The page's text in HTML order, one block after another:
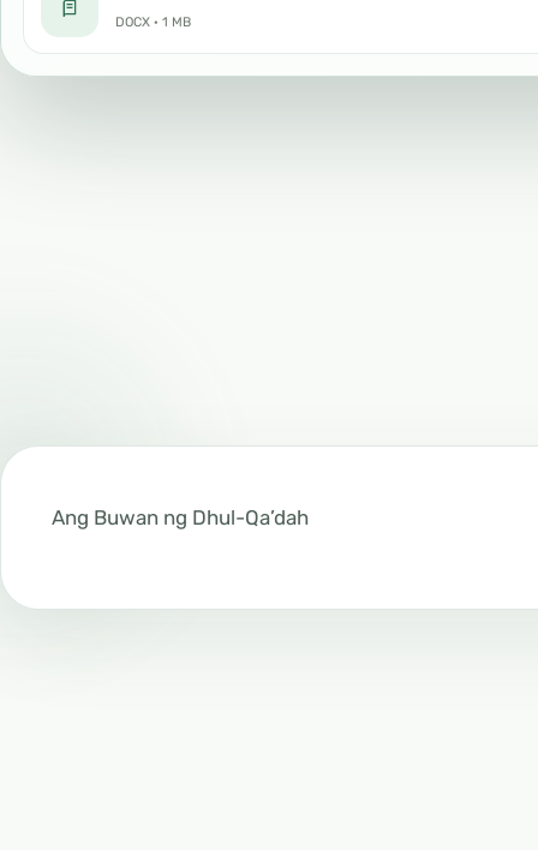
DOCX · 1 MB
Ang Buwan ng Dhul-Qa’dah